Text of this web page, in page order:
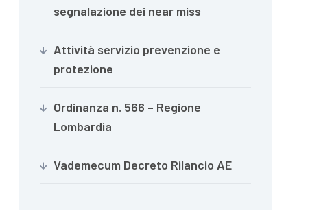
segnalazione dei near miss
Attività servizio prevenzione e
protezione
Ordinanza n. 566 – Regione
Lombardia
Vademecum Decreto Rilancio AE